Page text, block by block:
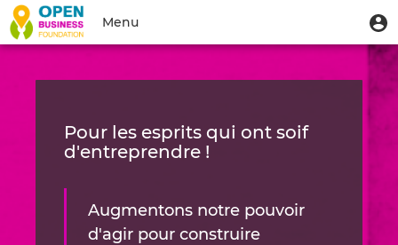
contenu
Accueil
|
Hub
Open
Business
Foundation
Menu
du
Menu
Toggle
navigation
Pour les esprits qui ont soif
d'entreprendre !
Augmentons notre pouvoir
d'agir pour construire